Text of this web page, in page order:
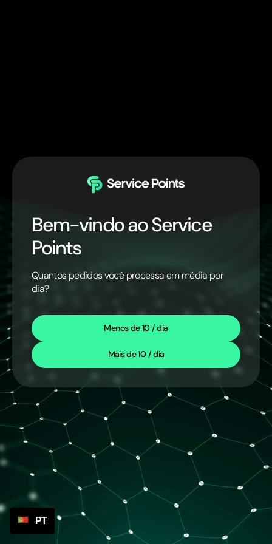
Bem-vindo ao Service
Points
Quantos pedidos você processa em média por
dia?
Menos de 10 / dia
Mais de 10 / dia
PT